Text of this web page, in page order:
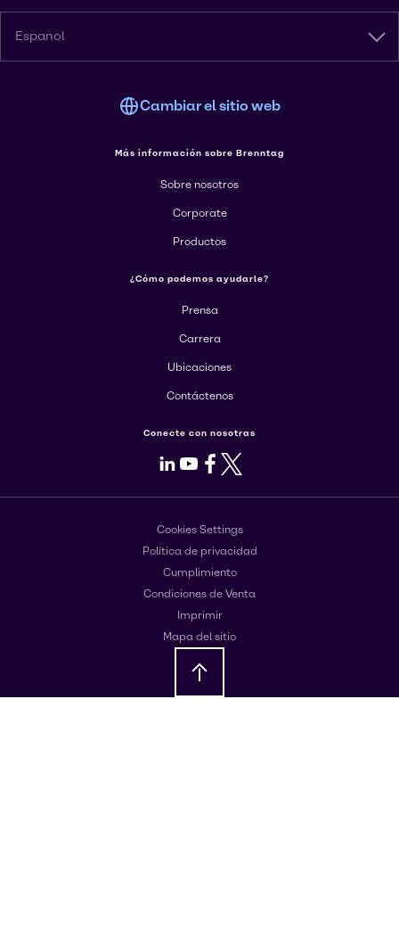
Espanol
Cambiar el sitio web
Más información sobre Brenntag
Sobre nosotros
Corporate
Productos
¿Cómo podemos ayudarle?
Prensa
Carrera
Ubicaciones
Contáctenos
Conecte con nosotras
LinkedIn
Youtube
Facebook
X
Cookies Settings
Política de privacidad
Cumplimiento
Condiciones de Venta
Imprimir
Mapa del sitio